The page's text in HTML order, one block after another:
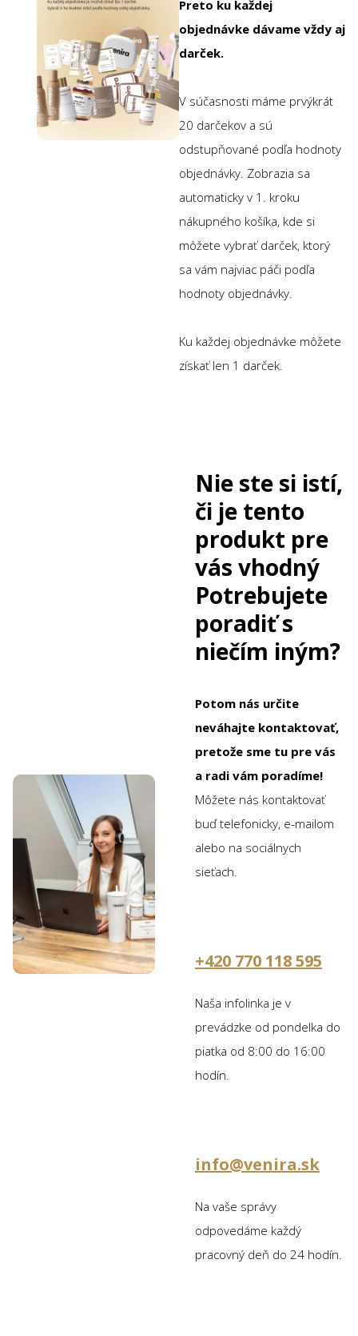
Preto ku každej
objednávke dávame vždy aj
darček.
V súčasnosti máme prvýkrát
20 darčekov a sú
odstupňované podľa hodnoty
objednávky. Zobrazia sa
automaticky v 1. kroku
nákupného košíka, kde si
môžete vybrať darček, ktorý
sa vám najviac páči podľa
hodnoty objednávky.
Ku každej objednávke môžete
získať len 1 darček.
Nie ste si istí,
či je tento
produkt pre
vás vhodný
Potrebujete
poradiť s
niečím iným?
Potom nás určite
neváhajte kontaktovať,
pretože sme tu pre vás
a radi vám poradíme!
Môžete nás kontaktovať
buď telefonicky, e-mailom
alebo na sociálnych
sieťach.
+420 770 118 595
Naša infolinka je v
prevádzke od pondelka do
piatka od 8:00 do 16:00
hodín.
info@venira.sk
Na vaše správy
odpovedáme každý
pracovný deň do 24 hodín.